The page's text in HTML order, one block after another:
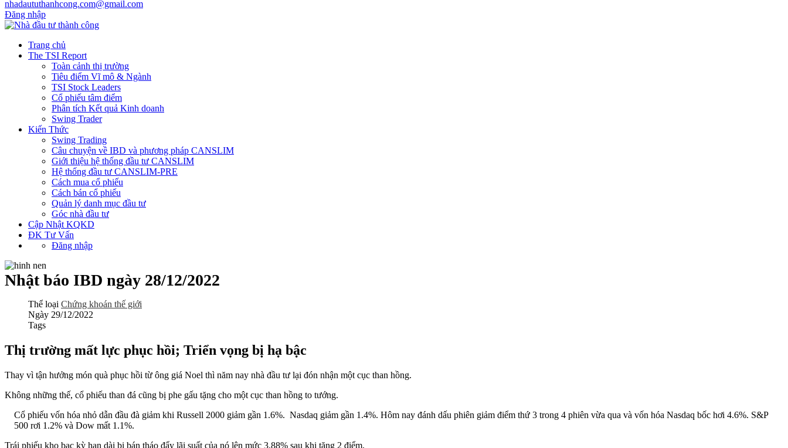
nhadaututhanhcong.com@gmail.com
Đăng nhập
Trang chủ
The TSI Report
Toàn cảnh thị trường
Tiêu điểm Vĩ mô & Ngành
TSI Stock Leaders
Cổ phiếu tâm điểm
Phân tích Kết quả Kinh doanh
Swing Trader
Kiến Thức
Swing Trading
Câu chuyện về IBD và phương pháp CANSLIM
Giới thiệu hệ thống đầu tư CANSLIM
Hệ thống đầu tư CANSLIM-PRE
Cách mua cổ phiếu
Cách bán cổ phiếu
Quản lý danh mục đầu tư
Góc nhà đầu tư
Cập Nhật KQKD
ĐK Tư Vấn
Đăng nhập
Nhật báo IBD ngày 28/12/2022
Thể loại Chứng khoán thế giới
Ngày 29/12/2022
Tags
Thị trường mất lực phục hồi; Triển vọng bị hạ bậc
Thay vì tận hưởng món quà phục hồi từ ông giá Noel thì năm nay nhà đầu tư lại đón nhận một cục than hồng.
Không những thế, cổ phiếu than đá cũng bị phe gấu tặng cho một cục than hồng to tướng.
Cổ phiếu vốn hóa nhỏ dẫn đầu đà giảm khi Russell 2000 giảm gần 1.6%. Nasdaq giảm gần 1.4%. Hôm nay đánh dấu phiên giảm điểm thứ 3 trong 4 phiên vừa qua và vốn hóa Nasdaq bốc hơi 4.6%. S&P
500 rơi 1.2% và Dow mất 1.1%.
Trái phiếu kho bạc kỳ hạn dài bị bán tháo đẩy lãi suất của nó lên mức 3.88% sau khi tăng 2 điểm.